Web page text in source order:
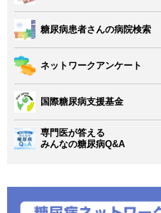
糖尿病患者さんの病院検索
ネットワークアンケート
国際糖尿病支援基金
専門医が答える
みんなの糖尿病Q&A